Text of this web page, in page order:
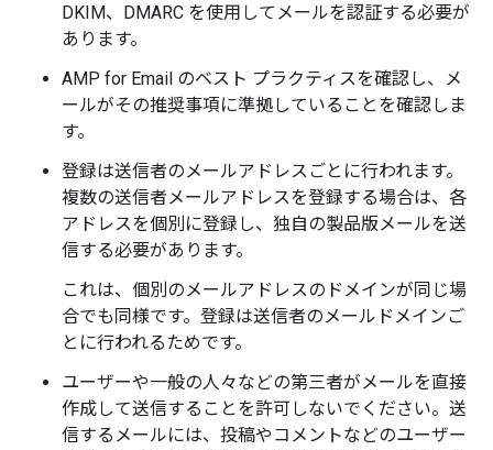
DKIM、DMARC を使用してメールを認証する必要が
あります。
AMP for Email のベスト プラクティスを確認し、メ
ールがその推奨事項に準拠していることを確認しま
す。
登録は送信者のメールアドレスごとに行われます。
複数の送信者メールアドレスを登録する場合は、各
アドレスを個別に登録し、独自の製品版メールを送
信する必要があります。
これは、個別のメールアドレスのドメインが同じ場
合でも同様です。登録は送信者のメールドメインご
とに行われるためです。
ユーザーや一般の人々などの第三者がメールを直接
作成して送信することを許可しないでください。送
信するメールには、投稿やコメントなどのユーザー